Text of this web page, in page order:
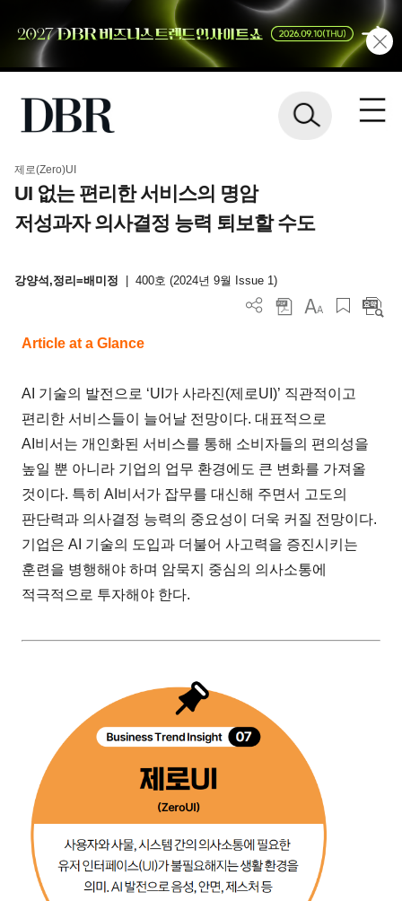
제로(Zero)UI
UI 없는 편리한 서비스의 명암
저성과자 의사결정 능력 퇴보할 수도
강양석,정리=배미정 400호 (2024년 9월 Issue 1)
Article at a Glance
AI 기술의 발전으로 ‘UI가 사라진(제로UI)’ 직관적이고
편리한 서비스들이 늘어날 전망이다. 대표적으로
AI비서는 개인화된 서비스를 통해 소비자들의 편의성을
높일 뿐 아니라 기업의 업무 환경에도 큰 변화를 가져올
것이다. 특히 AI비서가 잡무를 대신해 주면서 고도의
판단력과 의사결정 능력의 중요성이 더욱 커질 전망이다.
기업은 AI 기술의 도입과 더불어 사고력을 증진시키는
훈련을 병행해야 하며 암묵지 중심의 의사소통에
적극적으로 투자해야 한다.